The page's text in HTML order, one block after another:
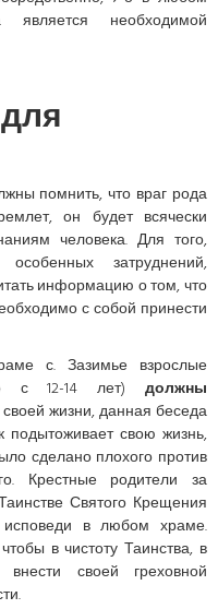
необходимой
помнить, что враг рода
он будет всячески
человека. Для того,
затруднений,
информацию о том, что
с собой принести
с. Зазимье взрослые
с 12-14 лет) должны
жизни, данная беседа
подытоживает свою жизнь,
сделано плохого против
Крестные родители за
Святого Крещения
в любом храме.
в чистоту Таинства, в
своей греховной